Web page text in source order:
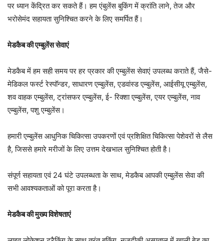
पर ध्यान केंद्रित कर सकते हैं। हम एंबुलेंस बुकिंग में क्रांति लाने, तेज और
भरोसेमंद सहायता सुनिश्चित करने के लिए समर्पित हैं।
मेडकैब की एम्बुलेंस सेवाएं
मेडकैब में हम सही समय पर हर प्रकार की एम्बुलेंस सेवाएं उपलब्ध कराते हैं, जैसे-
मेडिकल फर्स्ट रेस्पॉन्डर, साधारण एम्बुलेंस, एडवांस्ड एम्बुलेंस, आईसीयू एम्बुलेंस,
शव वाहक एम्बुलेंस, ट्रांसफर एम्बुलेंस, ई- रिक्शा एम्बुलेंस, एयर एम्बुलेंस, नाव
एम्बुलेंस, पशु एम्बुलेंस।
हमारी एम्बुलेंस आधुनिक चिकित्सा उपकरणों एवं प्रशिक्षित चिकित्सा पेशेवरों से लैस
है, जिससे हमारे मरीजों के लिए उत्तम देखभाल सुनिश्चित होती है।
संपूर्ण सहायता एवं 24 घंटे उपलब्धता के साथ, मेडकैब आपकी एम्बुलेंस सेवा की
सभी आवश्यकताओं को पूरा करता है।
मेडकैब की मुख्य विशेषताएं